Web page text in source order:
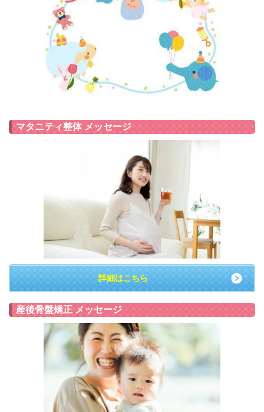
マタニティ整体 メッセージ
詳細はこちら
産後骨盤矯正 メッセージ